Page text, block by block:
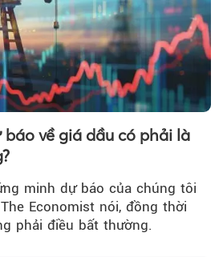
về giá dầu có phải là
minh dự báo của chúng tôi
Economist nói, đồng thời
phải điều bất thường.